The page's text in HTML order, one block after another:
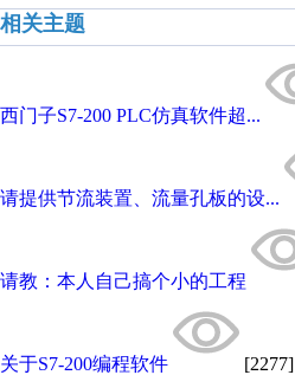
相关主题
西门子S7-200 PLC仿真软件超...
请提供节流装置、流量孔板的设...
请教：本人自己搞个小的工程
关于S7-200编程软件 [2277]